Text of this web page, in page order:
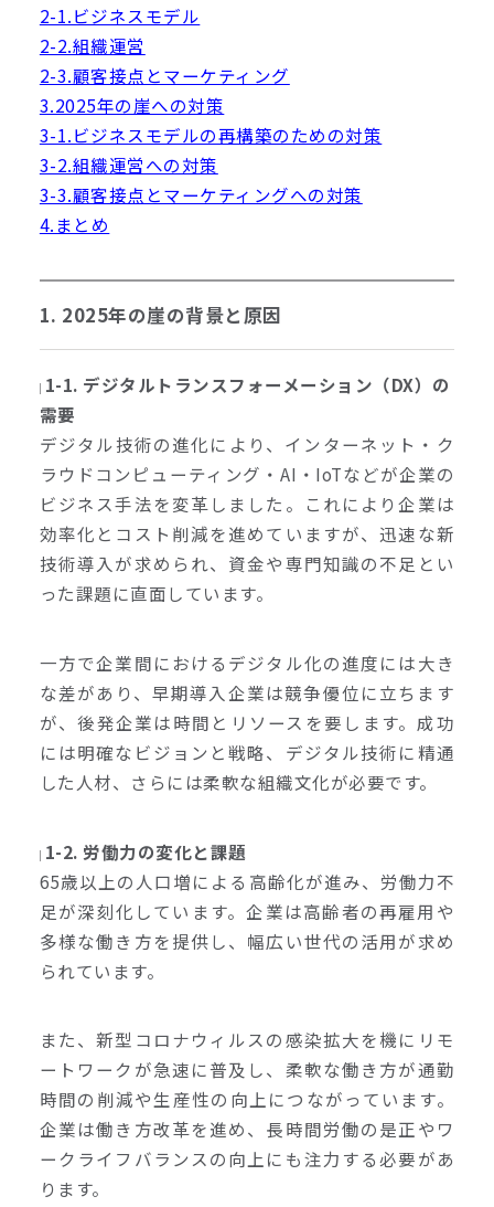
2-1.ビジネスモデル
2-2.組織運営
2-3.顧客接点とマーケティング
3.2025年の崖への対策
3-1.ビジネスモデルの再構築のための対策
3-2.組織運営への対策
3-3.顧客接点とマーケティングへの対策
4.まとめ
1. 2025年の崖の背景と原因
1-1. デジタルトランスフォーメーション（DX）の
需要
デジタル技術の進化により、インターネット・ク
ラウドコンピューティング・AI・IoTなどが企業の
ビジネス手法を変革しました。これにより企業は
効率化とコスト削減を進めていますが、迅速な新
技術導入が求められ、資金や専門知識の不足とい
った課題に直面しています。
一方で企業間におけるデジタル化の進度には大き
な差があり、早期導入企業は競争優位に立ちます
が、後発企業は時間とリソースを要します。成功
には明確なビジョンと戦略、デジタル技術に精通
した人材、さらには柔軟な組織文化が必要です。
1-2. 労働力の変化と課題
65歳以上の人口増による高齢化が進み、労働力不
足が深刻化しています。企業は高齢者の再雇用や
多様な働き方を提供し、幅広い世代の活用が求め
られています。
また、新型コロナウィルスの感染拡大を機にリモ
ートワークが急速に普及し、柔軟な働き方が通勤
時間の削減や生産性の向上につながっています。
企業は働き方改革を進め、長時間労働の是正やワ
ークライフバランスの向上にも注力する必要があ
ります。